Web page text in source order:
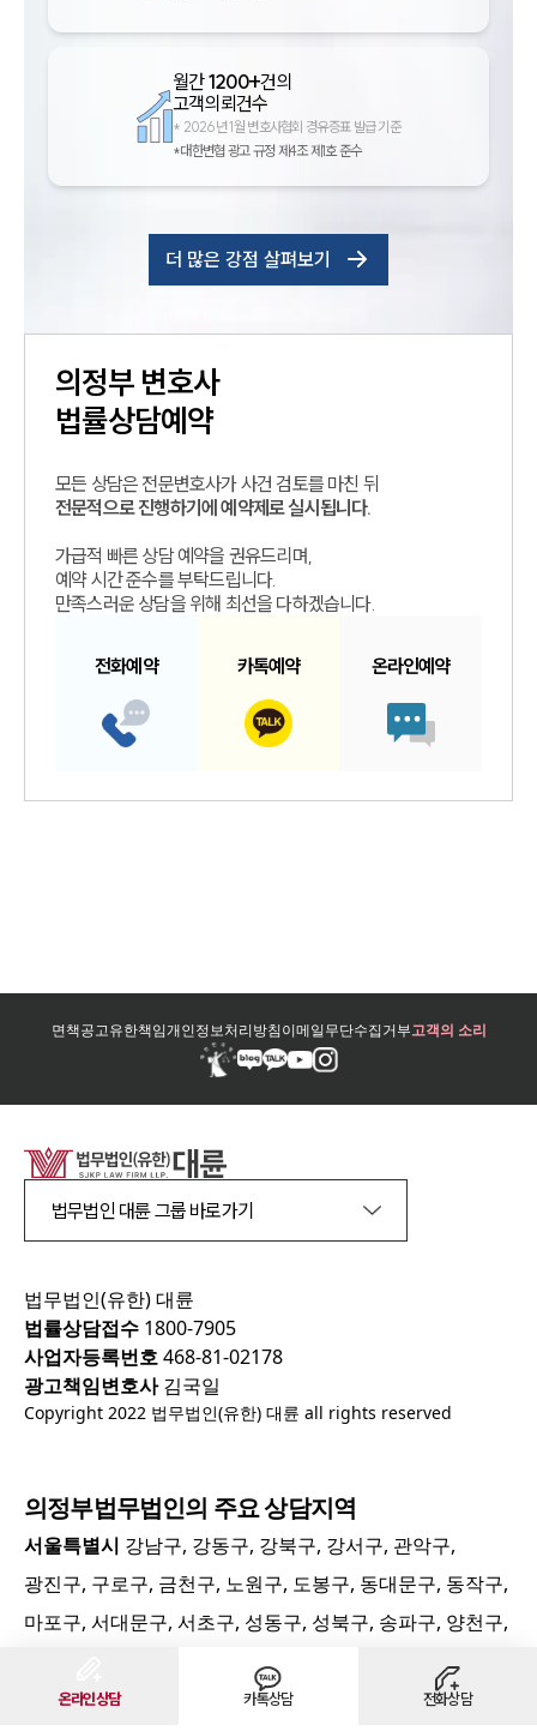
온라인상담 카톡상담 전화상담
월간1200+건의
고객의뢰건수
* 2026년 1월 변호사협회 경유증표 발급 기준
*대한변협 광고 규정 제4조 제1호 준수
더 많은 강점 살펴보기
의정부 변호사
법률상담예약
모든 상담은 전문변호사가 사건 검토를 마친 뒤
전문적으로 진행하기에 예약제로 실시됩니다.
가급적 빠른 상담 예약을 권유드리며,
예약 시간 준수를 부탁드립니다.
만족스러운 상담을 위해 최선을 다하겠습니다.
전화예약 카톡예약 온라인예약
면책공고유한책임개인정보처리방침이메일무단수집거부고객의 소리
법무법인 대륜 그룹 바로가기
법무법인(유한) 대륜
법률상담접수 1800-7905
사업자등록번호468-81-02178
광고책임변호사김국일
Copyright 2022 법무법인(유한) 대륜 all rights reserved
의정부법무법인의 주요 상담지역
서울특별시 강남구, 강동구, 강북구, 강서구, 관악구,
광진구, 구로구, 금천구, 노원구, 도봉구, 동대문구, 동작구,
마포구, 서대문구, 서초구, 성동구, 성북구, 송파구, 양천구,
영등포구, 용산구, 은평구, 종로구, 중구, 중랑구
인천광역시
중구, 동구, 미추홀구, 연수구, 남동구, 부평구,